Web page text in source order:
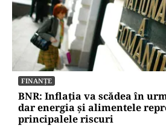
FINANȚE
BNR: Inflația va scădea în
dar energia și alimentele
principalele riscuri